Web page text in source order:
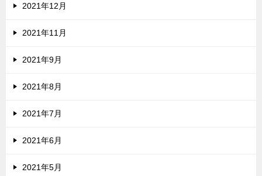
2021年12月
2021年11月
2021年9月
2021年8月
2021年7月
2021年6月
2021年5月